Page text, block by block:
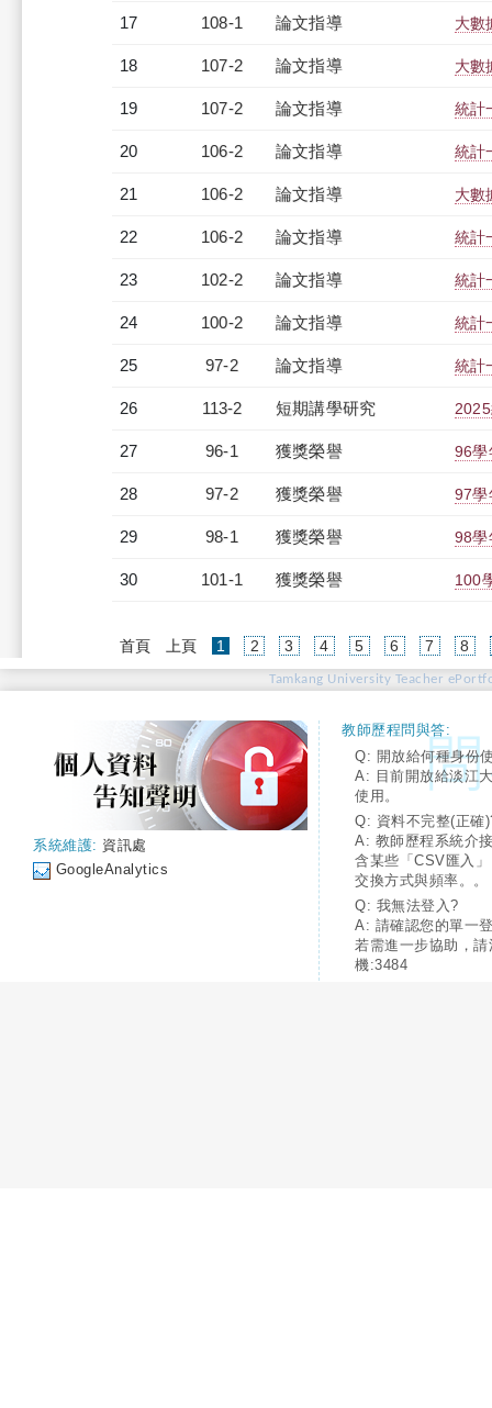
17 108-1 論文指導 大數
18 107-2 論文指導 大數
19 107-2 論文指導 統計
20 106-2 論文指導 統計
21 106-2 論文指導 大數
22 106-2 論文指導 統計
23 102-2 論文指導 統計
24 100-2 論文指導 統計
25 97-2 論文指導 統計
26 113-2 短期講學研究
27 96-1 獲獎榮譽 96學
28 97-2 獲獎榮譽 97學
29 98-1 獲獎榮譽 98學
30 101-1 獲獎榮譽 100
首頁 上頁 1 (current)
2 3 4 5 6 7 8
Tamkang University Teacher
系統維護: 資訊處
GoogleAnalytics
教師歷程問與答:
Q: 開放給何種身份
A: 目前開放給淡江
使用。
Q: 資料不完整(正確
A: 教師歷程系統介
含某些「CSV匯入
交換方式與頻率。。
Q: 我無法登入?
A: 請確認您的單一
若需進一步協助，
機:3484